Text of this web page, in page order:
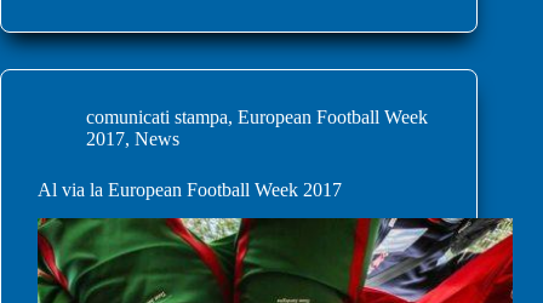
comunicati stampa, European Football Week
2017, News
Al via la European Football Week 2017